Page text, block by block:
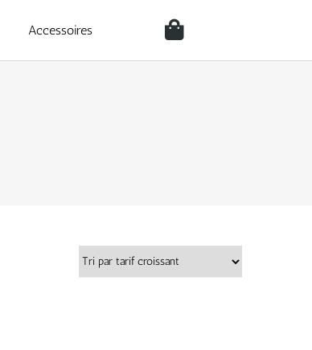
Accessoires